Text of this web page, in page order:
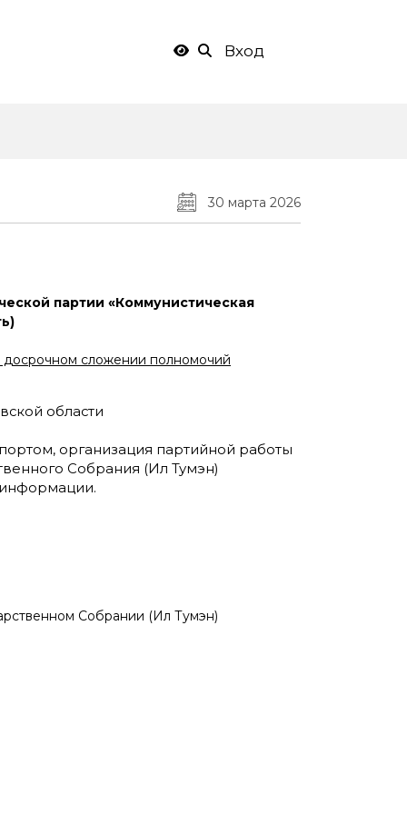
Вход
30 марта 2026
партии «Коммунистическая
)
досрочном сложении полномочий
области
организация партийной работы
Собрания (Ил Тумэн)
информации.
Собрании (Ил Тумэн)